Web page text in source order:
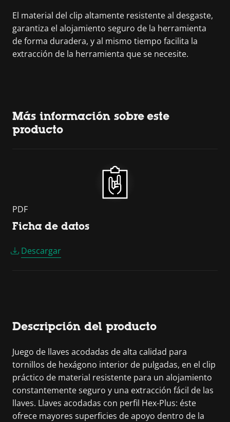
El material del clip altamente resistente al desgaste,
garantiza el alojamiento seguro de la herramienta
de forma duradera, y al mismo tiempo facilita la
extracción de la herramienta que se necesite.
Más información sobre este
producto
PDF
Ficha de datos
Descargar
Descripción del producto
Juego de llaves acodadas de alta calidad para
tornillos de hexágono interior de pulgadas, en el clip
práctico de material resistente para un alojamiento
constantemente seguro y una extracción fácil de las
llaves. Llaves acodadas con perfil Hex-Plus: éste
ofrece mayores superficies de apoyo dentro de la